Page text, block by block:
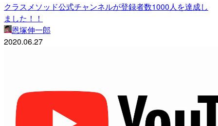
クラスメソッド公式チャンネルが登録者数1000人を達成し
ました！！
恩塚伸一郎
2020.06.27